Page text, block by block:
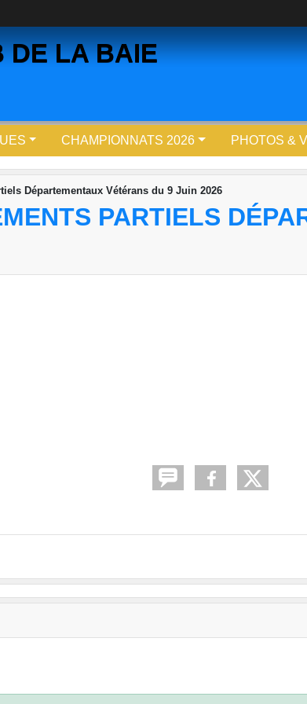
DE LA BAIE
CHAMPIONNATS 2026 PHOTOS &
Départementaux Vétérans du 9 Juin 2026
PARTIELS